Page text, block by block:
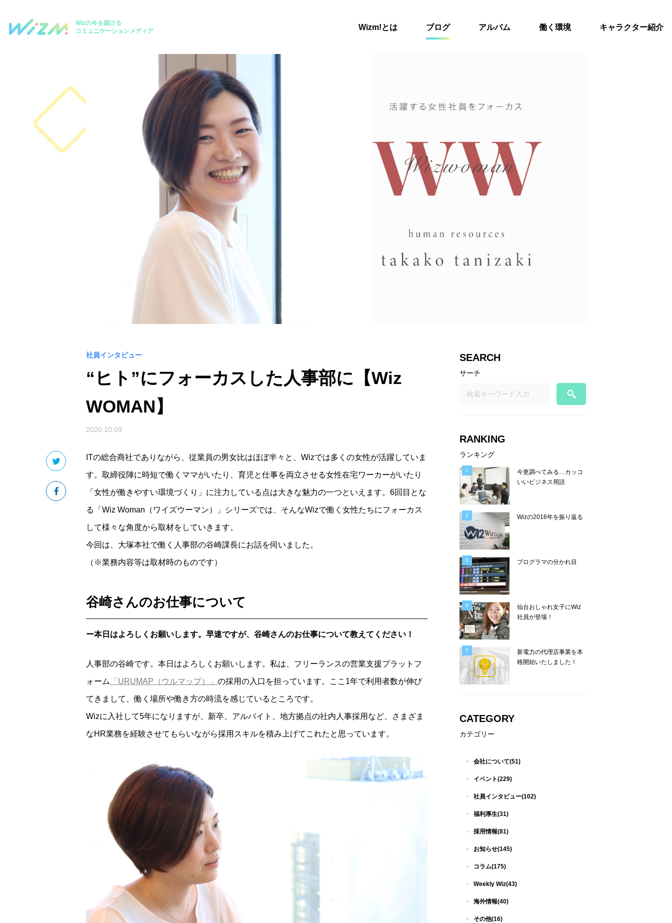
Wizの今を届ける
コミュニケーションメディア
Wizm!とは ブログ アルバム 働く環境 キャラクター紹介
社員インタビュー
“ヒト”にフォーカスした人事部に【Wiz
WOMAN】
2020.10.09
ITの総合商社でありながら、従業員の男女比はほぼ半々と、Wizでは多くの女性が活躍していま
す。取締役陣に時短で働くママがいたり、育児と仕事を両立させる女性在宅ワーカーがいたり
「女性が働きやすい環境づくり」に注力している点は大きな魅力の一つといえます。6回目とな
る「Wiz Woman（ワイズウーマン）」シリーズでは、そんなWizで働く女性たちにフォーカス
して様々な角度から取材をしていきます。
今回は、大塚本社で働く人事部の谷崎課長にお話を伺いました。
（※業務内容等は取材時のものです）
谷崎さんのお仕事について
ー本日はよろしくお願いします。早速ですが、谷崎さんのお仕事について教えてください！
人事部の谷崎です。本日はよろしくお願いします。私は、フリーランスの営業支援プラットフ
ォーム 「URUMAP（ウルマップ）」 の採用の入口を担っています。ここ1年で利用者数が伸び
てきまして、働く場所や働き方の時流を感じているところです。
Wizに入社して5年になりますが、新卒、アルバイト、地方拠点の社内人事採用など、さまざま
なHR業務を経験させてもらいながら採用スキルを積み上げてこれたと思っています。
SEARCH
サーチ
RANKING
ランキング
今更調べてみる…カッコ
いいビジネス用語
Wizの2016年を振り返る
プログラマの分かれ目
仙台おしゃれ女子にWiz
社員が登場！
新電力の代理店事業を本
格開始いたしました！
CATEGORY
カテゴリー
会社について(51)
イベント(229)
社員インタビュー(102)
福利厚生(31)
採用情報(81)
お知らせ(145)
コラム(175)
Weekly Wiz(43)
海外情報(40)
その他(16)